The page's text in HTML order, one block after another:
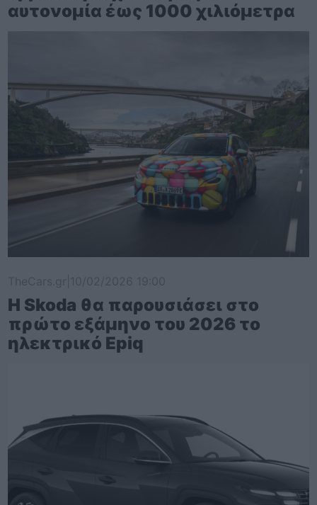
αυτονομία έως 1000 χιλιόμετρα
Η Skoda θα παρουσιάσει στο
πρώτο εξάμηνο του 2026 το
ηλεκτρικό Epiq